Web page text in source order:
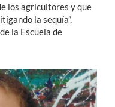
los agricultores y que
la sequía”,
la Escuela de